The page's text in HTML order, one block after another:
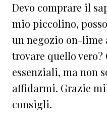
Devo comprare il
mio piccolino,
un negozio on-lime
trovare quello vero?
essenziali, ma non
affidarmi. Grazie
consigli.